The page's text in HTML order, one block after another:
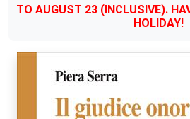
TO AUGUST 23 (INCLUSIVE).
HOLIDAY!